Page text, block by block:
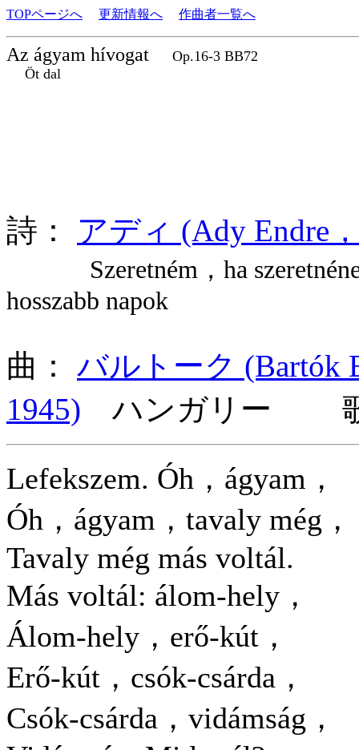
TOPページへ 更新情報へ 作曲者一覧へ
Az ágyam hívogat
Op.16-3 BB72
Öt dal
詩： アディ (Ady Endre
Szeretném，ha
hosszabb napok
曲： バルトーク (Bartók
1945) ハンガリー 歌
Lefekszem. Óh，ágyam，
Óh，ágyam，tavaly még，
Tavaly még más voltál.
Más voltál: álom-hely，
Álom-hely，erő-kút，
Erő-kút，csók-csárda，
Csók-csárda，vidámság，